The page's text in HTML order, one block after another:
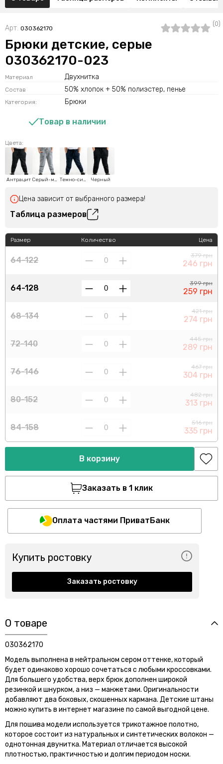
Арт. 030362170
(0)
Брюки детские, серые
030362170-023
Материал Двухнитка
Состав 50% хлопок + 50% полиэстер, пенье
Категория: Брюки
Товар в наличии
Цвета:
Антрацит Серый-меланж Темно-синий Черный
Цена зависит от выбранного размера!
Таблица размеров
Размер
64-122
64-128
68-134
72-140
76-146
80-152
84-158
Количество Цена
379 грн
246 грн
399 грн
259 грн
421 грн
274 грн
445 грн
289 грн
467 грн
304 грн
482 грн
313 грн
516 грн
335 грн
В корзину
Заказать в 1 клик
Оплата частями ПриватБанк
Купить ростовку
Заказать ростовку
О товаре
030362170
Модель выполнена в нейтральном сером оттенке, который
будет одинаково хорошо сочетаться с любыми кроссовками.
Для большего удобства, верх брюк дополнен широкой
резинкой и шнурком, а низ — манжетами. Оригинальности
добавляют два боковых, скошенных кармана. Детские штаны
можно купить в интернет магазине по самой выгодной цене.
Для пошива модели используется трикотажное полотно,
которое состоит из натуральных и синтетических волокон —
однотонная двунитка. Материал отличается высокой
плотностью, практичностью и долгим периодом носки.